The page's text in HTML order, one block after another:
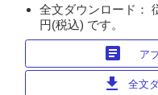
全文ダウンロード：
円(税込) です。
article ア
download 全文